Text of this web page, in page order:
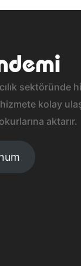
sektöründe
kolay
aktarır.